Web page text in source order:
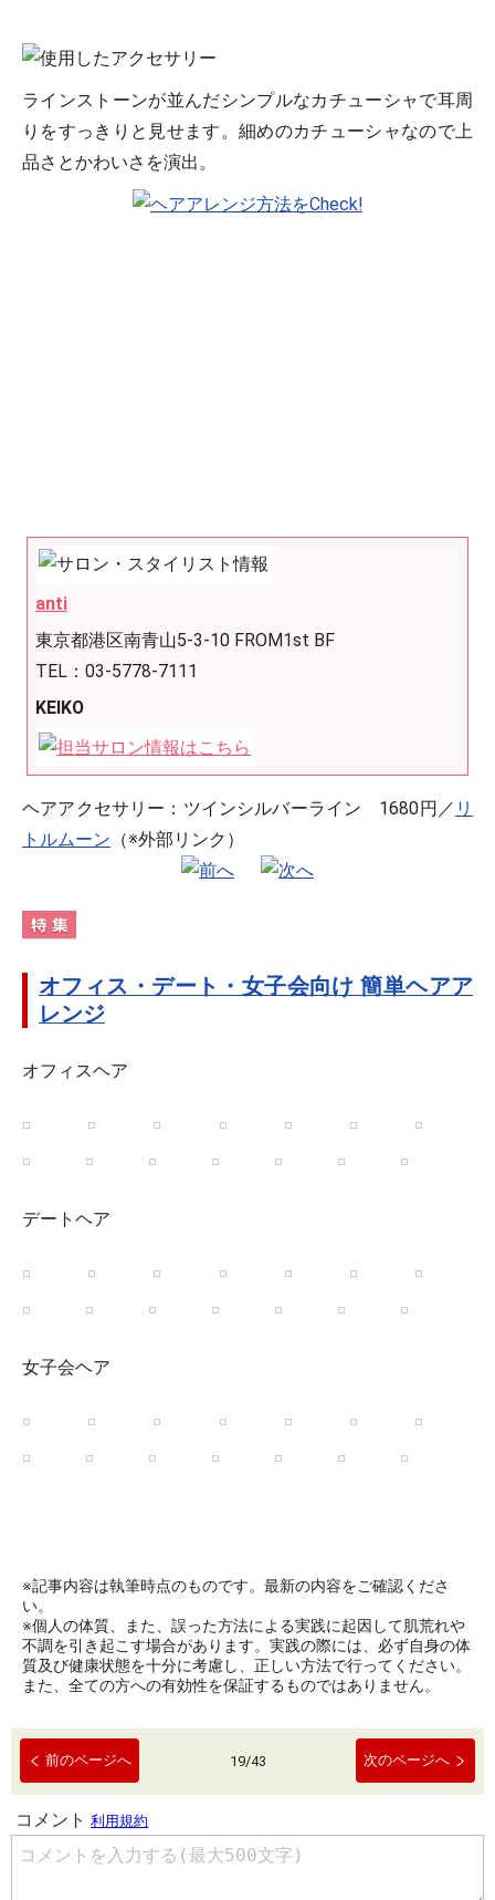
ラインストーンが並んだシンプルなカチューシャで耳周
りをすっきりと見せます。細めのカチューシャなので上
品さとかわいさを演出。
anti
東京都港区南青山5-3-10 FROM1st BF
TEL：03-5778-7111
KEIKO
ヘアアクセサリー：ツインシルバーライン 1680円／ リ
トルムーン （※外部リンク）
オフィス・デート・女子会向け 簡単ヘアア
レンジ
オフィスヘア
デートヘア
女子会ヘア
※記事内容は執筆時点のものです。最新の内容をご確認くださ
い。
※個人の体質、また、誤った方法による実践に起因して肌荒れや
不調を引き起こす場合があります。実践の際には、必ず自身の体
質及び健康状態を十分に考慮し、正しい方法で行ってください。
また、全ての方への有効性を保証するものではありません。
前のページへ 19/43 次のページへ